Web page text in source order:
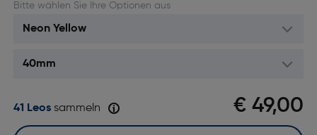
Bitte wählen Sie Ihre Optionen aus
€ 49,00
41 Leossammeln